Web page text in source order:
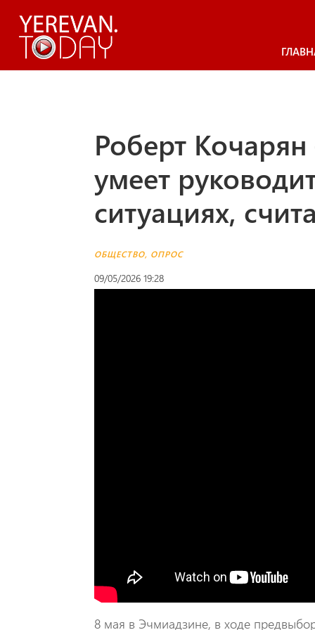
Роберт
умеет
ситуациях,
ОБЩЕСТВО, ОПРОС
09/05/2026 19:28
8 мая в Эчмиадзине, в ходе